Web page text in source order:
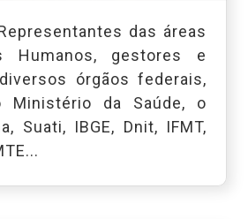
das áreas
Humanos, gestores e
órgãos federais,
Ministério da Saúde, o
Suati, IBGE, Dnit, IFMT,